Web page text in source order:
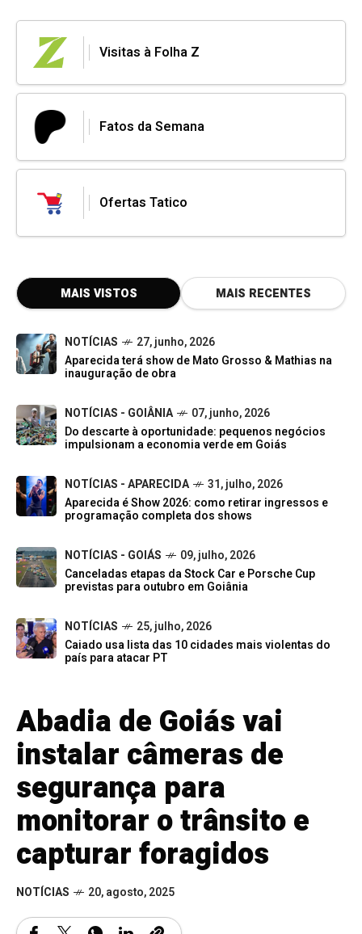
Visitas à Folha Z
Fatos da Semana
Ofertas Tatico
MAIS VISTOS MAIS RECENTES
NOTÍCIAS
27, junho, 2026
Aparecida terá show de Mato Grosso & Mathias na
inauguração de obra
NOTÍCIAS - GOIÂNIA
07, junho, 2026
Do descarte à oportunidade: pequenos negócios
impulsionam a economia verde em Goiás
NOTÍCIAS - APARECIDA
31, julho, 2026
Aparecida é Show 2026: como retirar ingressos e
programação completa dos shows
NOTÍCIAS - GOIÁS
09, julho, 2026
Canceladas etapas da Stock Car e Porsche Cup
previstas para outubro em Goiânia
NOTÍCIAS
25, julho, 2026
Caiado usa lista das 10 cidades mais violentas do
país para atacar PT
Abadia de Goiás vai
instalar câmeras de
segurança para
monitorar o trânsito e
capturar foragidos
NOTÍCIAS 20, agosto, 2025